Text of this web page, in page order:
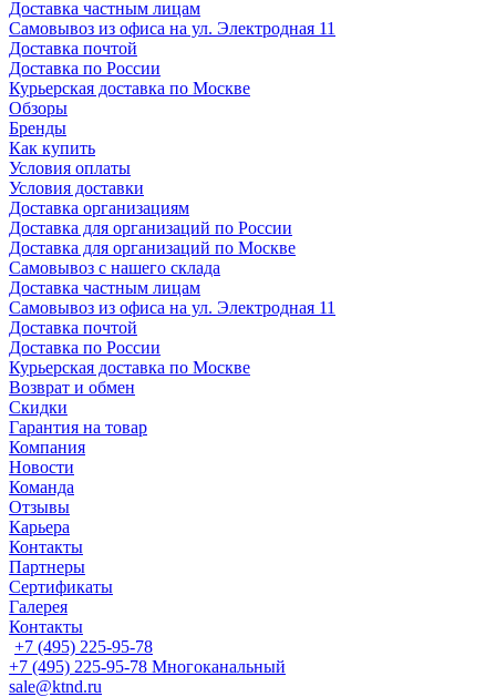
Доставка частным лицам
Самовывоз из офиса на ул. Электродная 11
Доставка почтой
Доставка по России
Курьерская доставка по Москве
Обзоры
Бренды
Как купить
Условия оплаты
Условия доставки
Доставка организациям
Доставка для организаций по России
Доставка для организаций по Москве
Самовывоз с нашего склада
Доставка частным лицам
Самовывоз из офиса на ул. Электродная 11
Доставка почтой
Доставка по России
Курьерская доставка по Москве
Возврат и обмен
Скидки
Гарантия на товар
Компания
Новости
Команда
Отзывы
Карьера
Контакты
Партнеры
Сертификаты
Галерея
Контакты
+7 (495) 225-95-78
+7 (495) 225-95-78 Многоканальный
sale@ktnd.ru